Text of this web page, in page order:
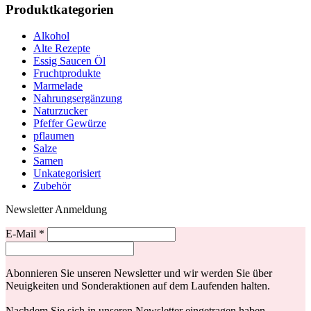
Produktkategorien
Alkohol
Alte Rezepte
Essig Saucen Öl
Fruchtprodukte
Marmelade
Nahrungsergänzung
Naturzucker
Pfeffer Gewürze
pflaumen
Salze
Samen
Unkategorisiert
Zubehör
Newsletter Anmeldung
E-Mail *
Abonnieren Sie unseren Newsletter und wir werden Sie über
Neuigkeiten und Sonderaktionen auf dem Laufenden halten.